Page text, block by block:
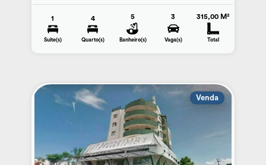
1
Suite(s)
4
Quarto(s)
5
Banheiro(s)
3
Vaga(s)
315,00 M²
Total
Venda